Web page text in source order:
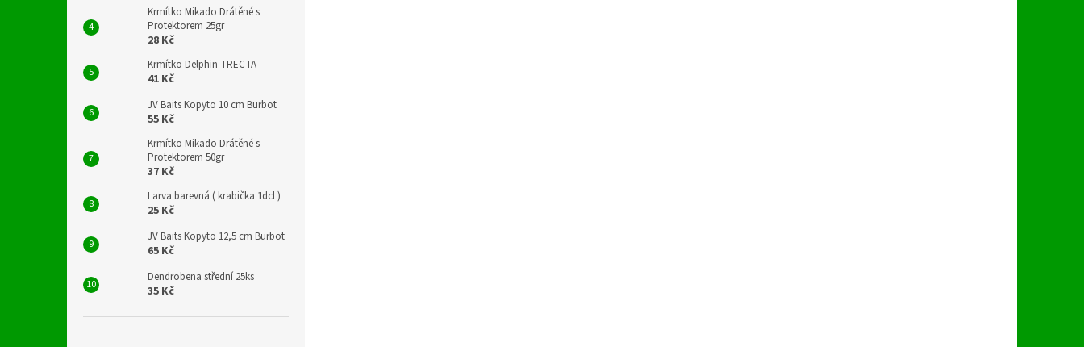
Krmítko Mikado Drátěné s
Protektorem 25gr
28 Kč
Krmítko Delphin TRECTA
41 Kč
JV Baits Kopyto 10 cm Burbot
55 Kč
Krmítko Mikado Drátěné s
Protektorem 50gr
37 Kč
Larva barevná ( krabička 1dcl )
25 Kč
JV Baits Kopyto 12,5 cm Burbot
65 Kč
Dendrobena střední 25ks
35 Kč